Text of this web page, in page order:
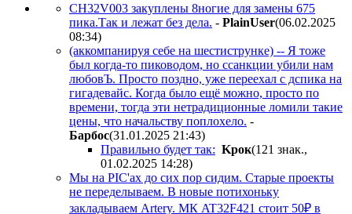
CH32V003 закуплены 8ногие для замены 675
пика.Так и лежат без дела. - PlainUser(06.02.2025
08:34)
(аккомпанируя себе на шестиструнке) -- Я тоже
был когда-то пиководом, но ссанкции убили нам
любовЪ. Просто поздно, уже переехал с дспика на
гигадевайс. Когда было ещё можно, просто по
времени, тогда эти нетрадиционные ломили такие
цены, что начальству поплохело. -
Бapбoc(31.01.2025 21:43)
Правильно будет так: Kpoк(121 знак.,
01.02.2025 14:28)
Мы на PIC'ах до сих пор сидим. Старые проекты
не переделываем. В новые потихоньку
закладываем Artery. МК AT32F421 стоит 50₽ в